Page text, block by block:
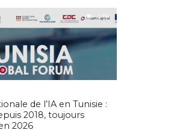
4.9K
de l’IA en Tunisie :
2018, toujours
2026